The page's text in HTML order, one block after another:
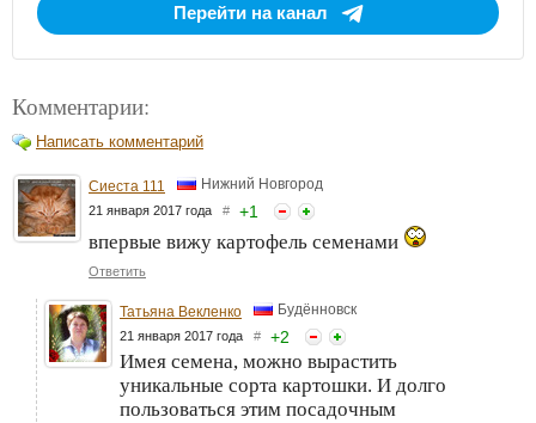
Перейти на канал
Комментарии:
Написать комментарий
Сиеста 111 Нижний Новгород
21 января 2017 года # +1
впервые вижу картофель семенами
Ответить
Татьяна Векленко Будённовск
21 января 2017 года # +2
Имея семена, можно вырастить
уникальные сорта картошки. И долго
пользоваться этим посадочным